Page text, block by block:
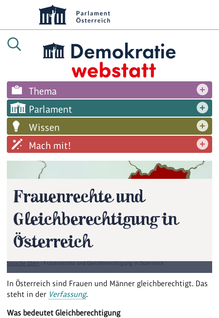
Thema
Parlament
Wissen
Mach mit!
Frauenrechte und
Gleichberechtigung in
Österreich
Sprache üben›Frauenrechte und Gleichberechtigung in Österreich
In Österreich sind Frauen und Männer gleichberechtigt. Das
steht in der Verfassung.
Was bedeutet Gleichberechtigung